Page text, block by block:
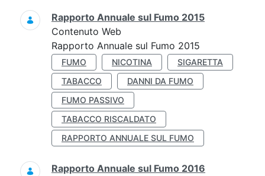
Rapporto Annuale sul Fumo 2015
Contenuto Web
Rapporto Annuale sul Fumo 2015
FUMO NICOTINA
SIGARETTA
TABACCO
DANNI DA FUMO
FUMO PASSIVO
TABACCO RISCALDATO
RAPPORTO ANNUALE SUL FUMO
Rapporto Annuale sul Fumo 2016